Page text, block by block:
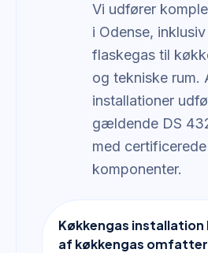
Vi udfører
i Odense,
flaskegas til
og tekniske rum.
installationer
gældende DS
med
komponenter.
Køkkengas
af køkkengas